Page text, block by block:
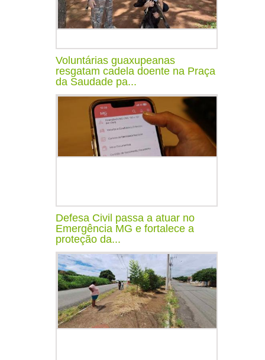
Voluntárias guaxupeanas
resgatam cadela doente na Praça
da Saudade pa...
Defesa Civil passa a atuar no
Emergência MG e fortalece a
proteção da...